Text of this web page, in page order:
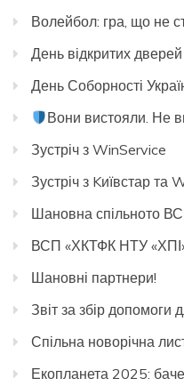
Волейбол: гра, що не
День відкритих
День Соборності
Вони вистояли. Не
Зустріч з WinService
Зустріч з Kиївстар та
Шановна спільното
ВСП «ХКТФК НТУ
Шановні партнери!
Звіт за збір допомоги
Спільна новорічна
Екопланета 2025: